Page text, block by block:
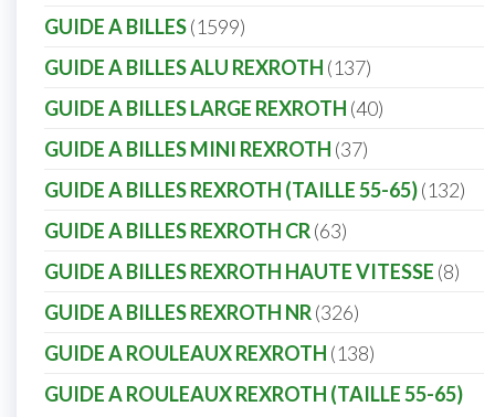
GUIDE A BILLES 1599
GUIDE A BILLES ALU REXROTH 137
GUIDE A BILLES LARGE REXROTH 40
GUIDE A BILLES MINI REXROTH 37
GUIDE A BILLES REXROTH (TAILLE 55-65) 132
GUIDE A BILLES REXROTH CR 63
GUIDE A BILLES REXROTH HAUTE VITESSE 8
GUIDE A BILLES REXROTH NR 326
GUIDE A ROULEAUX REXROTH 138
GUIDE A ROULEAUX REXROTH (TAILLE 55-65)